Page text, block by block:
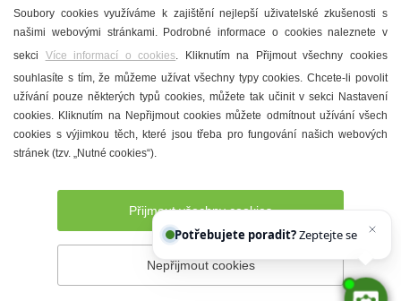
Mandloně
Ubytování
Restaurace
Městské muzeum a galerie
Denní meníčka
Prohlášení o přístupnosti Správce webu
Soubory cookies využíváme k zajištění nejlepší uživatelské zkušenosti s
našimi webovými stránkami. Podrobné informace o cookies naleznete v
sekci Více informací o cookies. Kliknutím na Přijmout všechny cookies
souhlasíte s tím, že můžeme užívat všechny typy cookies. Chcete-li povolit
užívání pouze některých typů cookies, můžete tak učinit v sekci Nastavení
cookies. Kliknutím na Nepřijmout cookies můžete odmítnout užívání všech
cookies s výjimkou těch, které jsou třeba pro fungování našich webových
stránek (tzv. „Nutné cookies“).
Přijmout všechny cookies
Nepřijmout cookies
Potřebujete poradit?Zeptejte se našeho as